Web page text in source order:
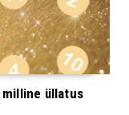
milline üllatus